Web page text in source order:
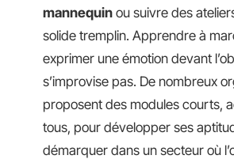
mannequin ou suivre des
solide tremplin. Apprendre à
exprimer une émotion devant
s’improvise pas. De nombreux
proposent des modules courts,
tous, pour développer ses
démarquer dans un secteur où